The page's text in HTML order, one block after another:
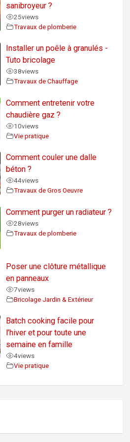
sanibroyeur ?
25views
Travaux de plomberie
Installer un poêle à granulés -
Tuto bricolage
38views
Travaux de Chauffage
Comment entretenir votre
chaudière gaz ?
10views
Vie pratique
Comment couler une dalle
béton ?
44views
Travaux de Gros Oeuvre
Comment purger un radiateur ?
28views
Travaux de plomberie
Poser une clôture métallique
en panneaux
7views
Bricolage Jardin & Extérieur
Batch cooking facile pour
l’hiver et pour toute une
semaine en famille
4views
Vie pratique